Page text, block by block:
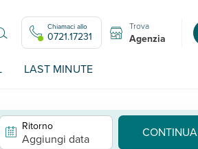
Chiamaci allo
0721.17231
Trova
Agenzia
LAST MINUTE
Ritorno
Aggiungi data CONTINUA